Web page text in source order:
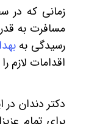
زمانی که در
مسافرت به
رسیدگی به
اقدامات لازم